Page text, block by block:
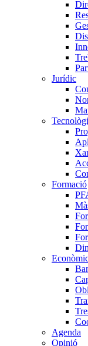
Jurídic
Formació
Agenda
Opinió